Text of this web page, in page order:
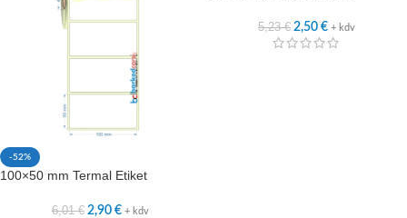
-52%
100×50 mm Termal Etiket
6,01€ 2,90 € + kdv
5,23€ 2,50 € + kdv